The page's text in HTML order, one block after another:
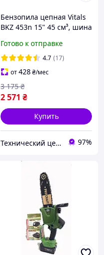
Бензопила цепная Vitals
BKZ 453n 15" 45 см³, шина
Готово к отправке
4.7 (17)
от428₴/мес
2 571 ₴
3 175 ₴
Купить
Технический центр «Сад удачи» 97%